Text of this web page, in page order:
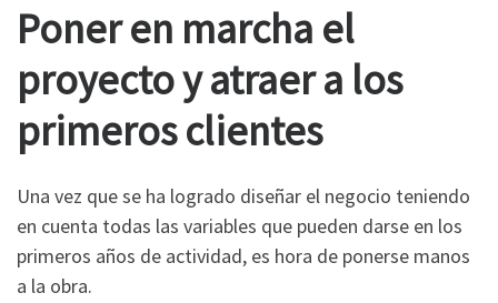
Poner en marcha el
proyecto y atraer a los
primeros clientes
Una vez que se ha logrado diseñar el negocio teniendo
en cuenta todas las variables que pueden darse en los
primeros años de actividad, es hora de ponerse manos
a la obra.